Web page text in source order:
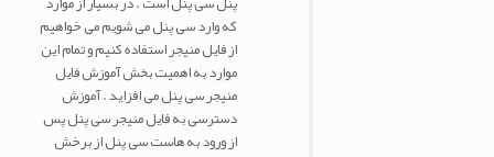
که وارد سی پنل می شویم می خواهیم
از فایل منیجر استفاده کنیم و تمام این
موارد به اهمیت بخش آموزش فایل
منیجر سی پنل می افزاید . آموزش
دسترسی به فایل منیجر سی پنل پس
از ورود به هاست سی پنل از برخش